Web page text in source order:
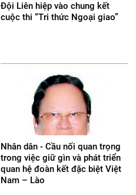
Đội Liên hiệp vào chung kết
cuộc thi “Tri thức Ngoại giao”
Nhân dân - Cầu nối quan trọng
trong việc giữ gìn và phát triển
quan hệ đoàn kết đặc biệt Việt
Nam – Lào